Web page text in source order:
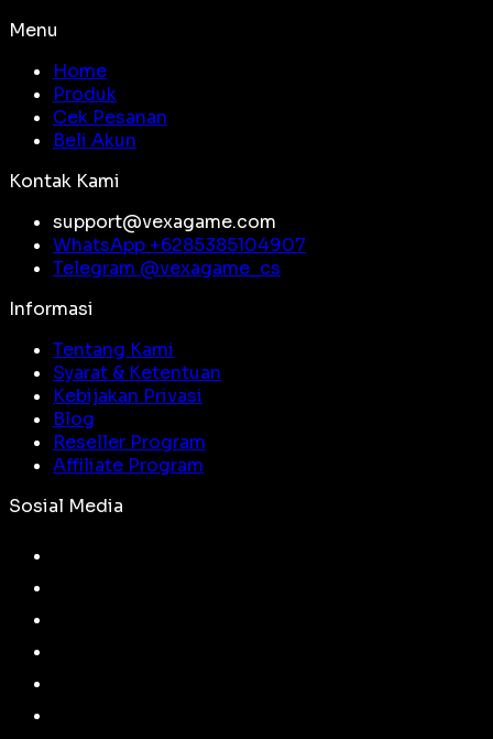
Menu
Home
Produk
Cek Pesanan
Beli Akun
Kontak Kami
support@vexagame.com
WhatsApp +6285385104907
Telegram @vexagame_cs
Informasi
Tentang Kami
Syarat & Ketentuan
Kebijakan Privasi
Blog
Reseller Program
Affiliate Program
Sosial Media